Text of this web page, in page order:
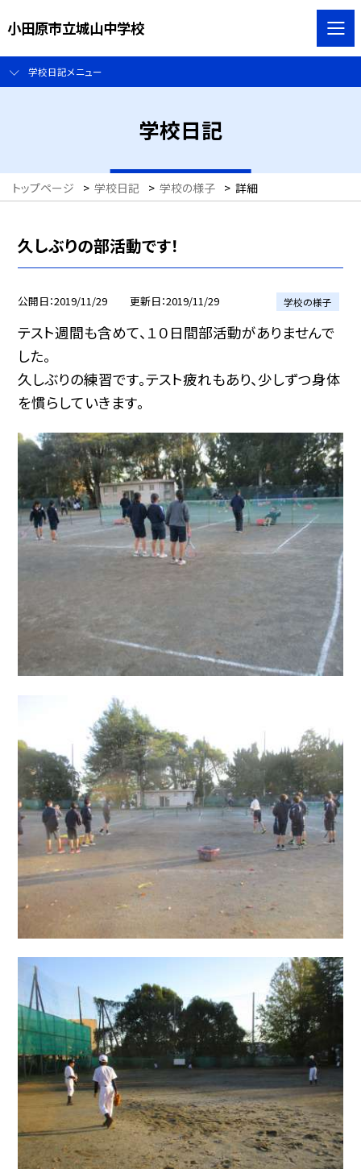
小田原市立城山中学校
学校日記メニュー
学校日記
トップページ > 学校日記 > 学校の様子 > 詳細
久しぶりの部活動です！
公開日 2019/11/29 更新日 2019/11/29 学校の様子
テスト週間も含めて、１０日間部活動がありませんで
した。
久しぶりの練習です。テスト疲れもあり、少しずつ身体
を慣らしていきます。